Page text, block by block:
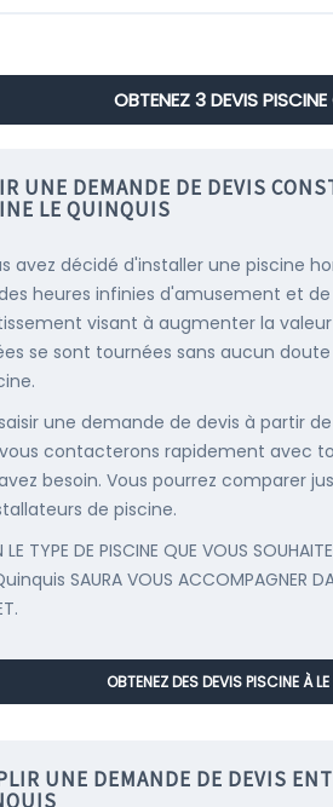
OBTENEZ 3 DEVIS
UNE DEMANDE DE DEVIS
LE QUINQUIS
avez décidé d'installer une piscine
heures infinies d'amusement et
visant à augmenter la
se sont tournées sans aucun
une demande de devis à partir
contacterons rapidement avec
besoin. Vous pourrez comparer
de piscine.
LE TYPE DE PISCINE QUE VOUS
SAURA VOUS ACCOMPAGNER
OBTENEZ DES DEVIS PISCINE À
UNE DEMANDE DE DEVIS